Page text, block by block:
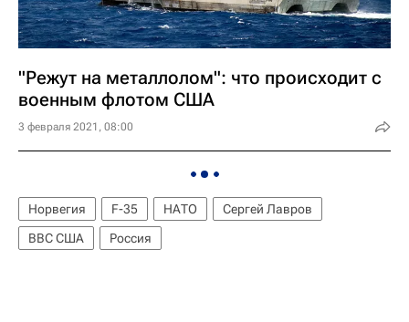
"Режут на металлолом": что происходит с
военным флотом США
3 февраля 2021, 08:00
Норвегия F-35 НАТО
Сергей Лавров
ВВС США
Россия